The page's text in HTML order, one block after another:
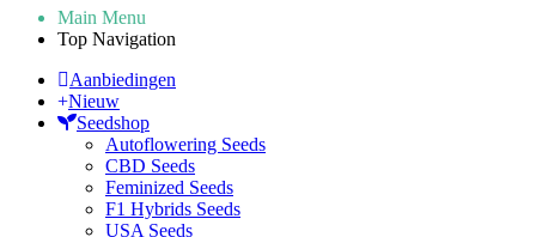
Main Menu
Top Navigation
Aanbiedingen
Nieuw
Seedshop
Autoflowering Seeds
CBD Seeds
Feminized Seeds
F1 Hybrids Seeds
USA Seeds